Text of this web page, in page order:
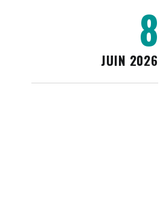
8
JUIN 2026